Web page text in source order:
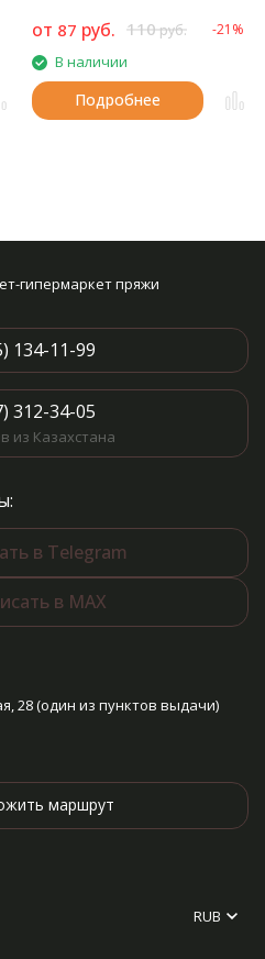
от 87 руб. 110руб. -21%
В наличии
Подробнее
гипермаркет пряжи
134-11-99
312-34-05
из Казахстана
в Telegram
в MAX
28 (один из пунктов выдачи)
маршрут
RUB